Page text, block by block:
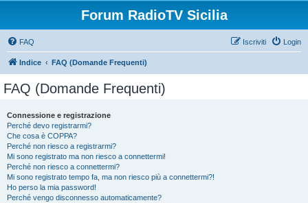
Forum RadioTV Sicilia
FAQ Login
Iscriviti
Indice FAQ (Domande Frequenti)
FAQ (Domande Frequenti)
Connessione e registrazione
Perché devo registrarmi?
Che cosa è COPPA?
Perché non riesco a registrarmi?
Mi sono registrato ma non riesco a connettermi!
Perché non riesco a connettermi?
Mi sono registrato tempo fa, ma non riesco più a connettermi?!
Ho perso la mia password!
Perché vengo disconnesso automaticamente?